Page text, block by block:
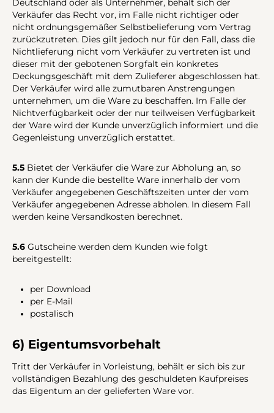
Deutschland oder als Unternehmer, behält sich der
Verkäufer das Recht vor, im Falle nicht richtiger oder
nicht ordnungsgemäßer Selbstbelieferung vom Vertrag
zurückzutreten. Dies gilt jedoch nur für den Fall, dass die
Nichtlieferung nicht vom Verkäufer zu vertreten ist und
dieser mit der gebotenen Sorgfalt ein konkretes
Deckungsgeschäft mit dem Zulieferer abgeschlossen hat.
Der Verkäufer wird alle zumutbaren Anstrengungen
unternehmen, um die Ware zu beschaffen. Im Falle der
Nichtverfügbarkeit oder der nur teilweisen Verfügbarkeit
der Ware wird der Kunde unverzüglich informiert und die
Gegenleistung unverzüglich erstattet.
5.5 Bietet der Verkäufer die Ware zur Abholung an, so
kann der Kunde die bestellte Ware innerhalb der vom
Verkäufer angegebenen Geschäftszeiten unter der vom
Verkäufer angegebenen Adresse abholen. In diesem Fall
werden keine Versandkosten berechnet.
5.6 Gutscheine werden dem Kunden wie folgt
bereitgestellt:
per Download
per E-Mail
postalisch
6) Eigentumsvorbehalt
Tritt der Verkäufer in Vorleistung, behält er sich bis zur
vollständigen Bezahlung des geschuldeten Kaufpreises
das Eigentum an der gelieferten Ware vor.